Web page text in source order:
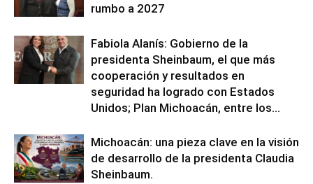
rumbo a 2027
Fabiola Alanís: Gobierno de la
presidenta Sheinbaum, el que más
cooperación y resultados en
seguridad ha logrado con Estados
Unidos; Plan Michoacán, entre los...
Michoacán: una pieza clave en la visión
de desarrollo de la presidenta Claudia
Sheinbaum.